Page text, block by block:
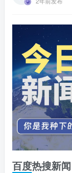
百度热搜新闻